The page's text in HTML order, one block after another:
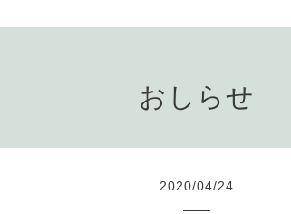
おしらせ
2020/04/24